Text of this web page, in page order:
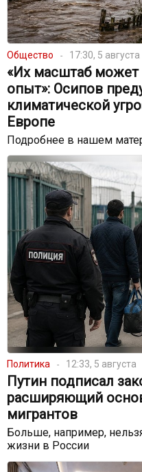
Общество 17:30, 5 августа
«Их масштаб
опыт»: Осипов
климатической
Европе
Подробнее в нашем
Политика 12:33, 5 августа
Путин подписал
расширяющий
мигрантов
Больше, например,
жизни в России